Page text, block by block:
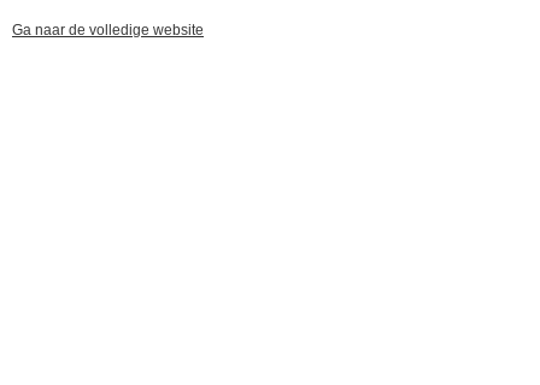
Ga naar de volledige website